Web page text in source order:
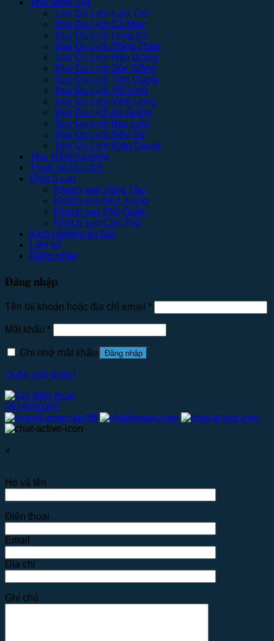
Tour Du Lịch Cần Thơ
Tour Du Lịch Cà Mau
Tour Du Lịch Long An
Tour Du Lịch Đồng Tháp
Tour Du Lịch Hậu Giang
Tour Du Lịch Sóc Trăng
Tour Du Lịch Tiền Giang
Tour Du Lịch Trà Vinh
Tour Du Lịch Vĩnh Long
Tour Du Lịch An Giang
Tour Du Lịch Bạc Liêu
Tour Du Lịch Bến Tre
Tour Du Lịch Kiên Giang
Tour Hành Hương
Thuê Xe Du Lịch
Khách sạn
Khách sạn Vũng Tàu
Khách sạn Nha Trang
Khách sạn Phú Quốc
Khách sạn Cần Thơ
Kinh nghiệm du lịch
Liên hệ
Đăng nhập
Đăng nhập
Tên tài khoản hoặc địa chỉ email *
Mật khẩu *
Ghi nhớ mật khẩu Đăng nhập
Quên mật khẩu?
0914000065
×
Họ và tên
Điện thoại
Email
Địa chỉ
Ghi chú